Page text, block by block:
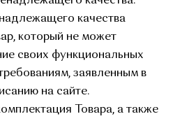
качества
который не может
своих функциональных
заявленным в
на сайте.
Товара, а также